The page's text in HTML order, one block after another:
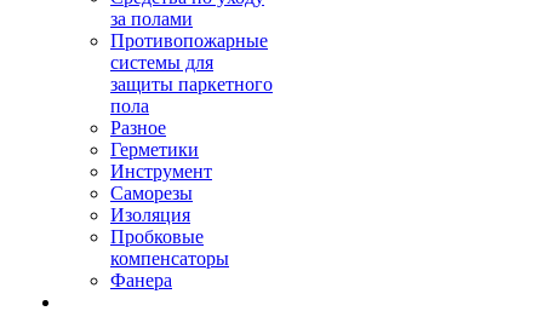
за полами
Противопожарные
системы для
защиты паркетного
пола
Разное
Герметики
Инструмент
Саморезы
Изоляция
Пробковые
компенсаторы
Фанера